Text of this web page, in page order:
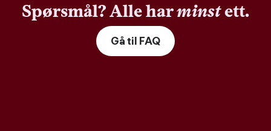
Spørsmål? Alle harminstett.
Gå til FAQ